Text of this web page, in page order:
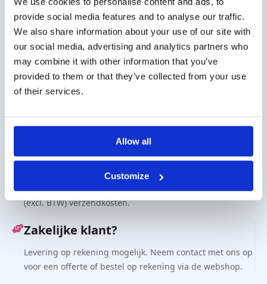
provide social media features and to analyse our traffic.
We also share information about your use of our site with
our social media, advertising and analytics partners who
may combine it with other information that you’ve
provided to them or that they’ve collected from your use
of their services.
Allow all
Customize
PTC smaakstrips (100
strips)
€ 20,00
Combinatie
PTC/PROP/Controle
smaakstrips (3 x 100
strips)
€50,00 excl. BTW
€ 5,50 (excl. BTW) verzendkosten binnen Nederland,
gratis verzending vanaf € 50,- (excl. BTW). België € 10,-
(excl. BTW) verzendkosten.
Zakelijke klant?
Levering op rekening mogelijk. Neem contact met ons op
voor een offerte of bestel op rekening via de webshop.